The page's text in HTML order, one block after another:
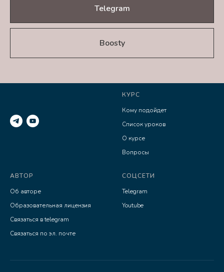
Telegram
Boosty
КУРС
Кому подойдет
Список уроков
О курсе
Вопросы
АВТОР
Об авторе
Образовательная лицензия
Связаться в telegram
Связаться по эл. почте
СОЦСЕТИ
Telegram
Youtube